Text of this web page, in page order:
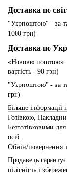
Доставка по
"Укрпоштою" - за
1000 грн)
Доставка по
«Нововю поштою»
вартість - 90 грн)
"Укрпоштою" - за
грн)
Більше інформації
Готівкою,
Безготівковими
осіб.
Обмін/повернення
Продавець
цілісність і